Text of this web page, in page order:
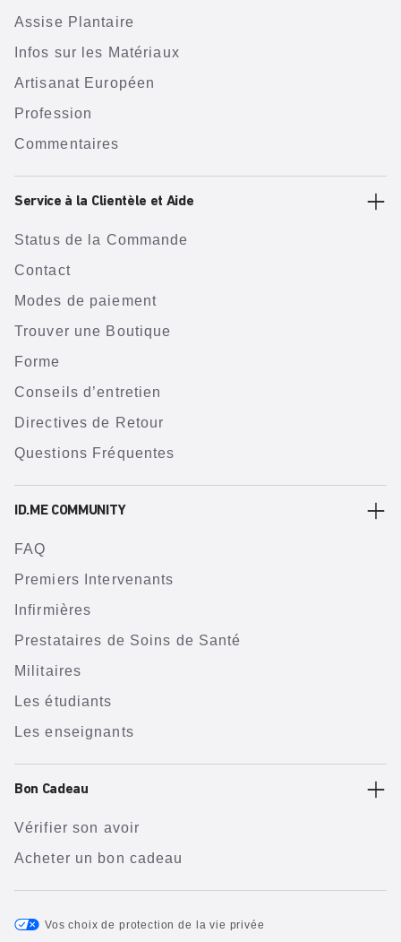
Assise Plantaire
Infos sur les Matériaux
Artisanat Européen
Profession
Commentaires
Service à la Clientèle et Aide
Status de la Commande
Contact
Modes de paiement
Trouver une Boutique
Forme
Conseils d’entretien
Directives de Retour
Questions Fréquentes
ID.ME COMMUNITY
FAQ
Premiers Intervenants
Infirmières
Prestataires de Soins de Santé
Militaires
Les étudiants
Les enseignants
Bon Cadeau
Vérifier son avoir
Acheter un bon cadeau
Vos choix de protection de la vie privée